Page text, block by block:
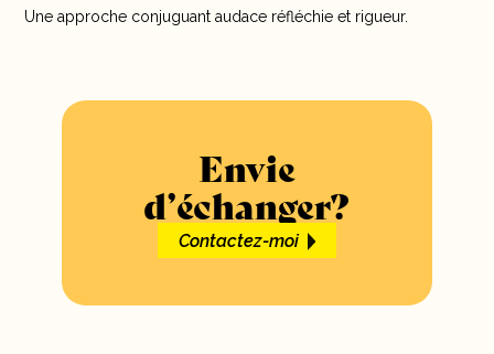
Une approche conjuguant audace réfléchie et rigueur.
Envie
d’échanger?
Contactez-moi